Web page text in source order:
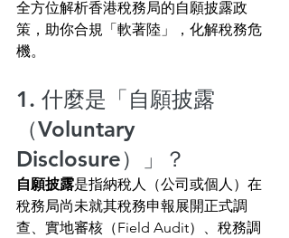
全方位解析香港稅務局的自願披露政
策，助你合規「軟著陸」，化解稅務危
機。
1. 什麼是「自願披露
（Voluntary
Disclosure）」？
自願披露是指納稅人（公司或個人）在
稅務局尚未就其稅務申報展開正式調
查、實地審核（Field Audit）、稅務調